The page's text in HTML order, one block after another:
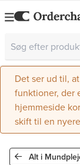
Det ser ud til,
funktioner, der
hjemmeside
skift til en
Alt i